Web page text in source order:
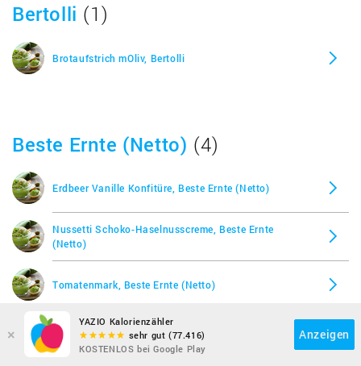
Bertolli (1)
Brotaufstrich mOliv, Bertolli
Beste Ernte (Netto) (4)
Erdbeer Vanille Konfitüre, Beste Ernte (Netto)
Nussetti Schoko-Haselnusscreme, Beste Ernte
(Netto)
Tomatenmark, Beste Ernte (Netto)
Waldfruchtkonfitüre, Beste Ernte (Netto)
×
YAZIO Kalorienzähler
sehr gut (77.416)
KOSTENLOS bei Google Play
Anzeigen